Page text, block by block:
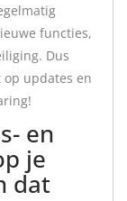
functies,
Dus
updates en
en
je
dat